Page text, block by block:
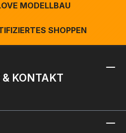
MODELLBAU
SHOPPEN
& KONTAKT